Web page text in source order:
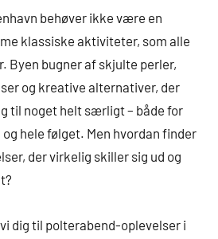
behøver ikke være en
klassiske aktiviteter, som alle
Byen bugner af skjulte perler,
og kreative alternativer, der
til noget helt særligt – både for
hele følget. Men hvordan finder
der virkelig skiller sig ud og
dig til polterabend-oplevelser i